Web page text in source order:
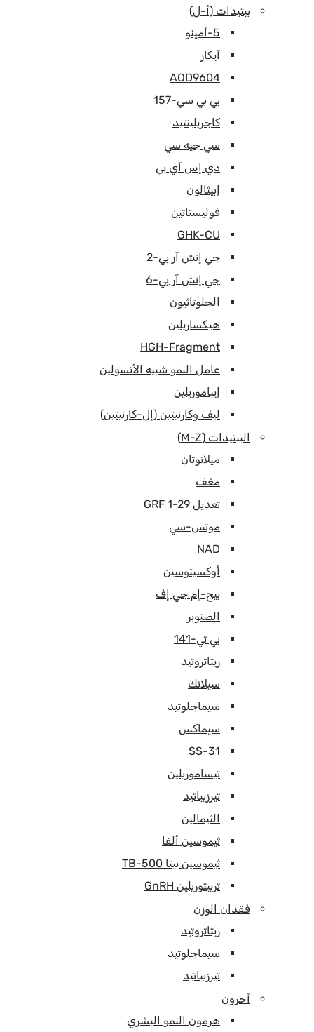
ببتيدات (أ-ل)
5-أمينو
آيكار
AOD9604
بي بي سي-157
كاجريلينتيد
سي جيه سي
دي إس آي بي
إبيثالون
فوليستاتين
GHK-CU
جي إتش آر بي-2
جي إتش آر بي-6
الجلوتاثيون
هيكساريلين
HGH-Fragment
عامل النمو شبيه الأنسولين
إيباموريلين
ليف وكارنيتين (إل-كارنيتين)
الببتيدات (M-Z)
ميلانوتان
مغف
تعديل GRF 1-29
موتس-سي
NAD
أوكسيتوسين
بيج-إم جي إف
الصنوبر
بي تي-141
ريتاتروتيد
سيلانك
سيماجلوتيد
سيماكس
SS-31
تيساموريلين
تيرزيباتيد
الثيمالين
ثيموسين ألفا
ثيموسين بيتا TB-500
تريبتوريلين GnRH
فقدان الوزن
ريتاتروتيد
سيماجلوتيد
تيرزيباتيد
آحرون
هرمون النمو البشري